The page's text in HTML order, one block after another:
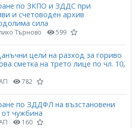
по ЗКПО и ЗДДС при
и счетоводен архив
сила
Търново 599
цели на разход за гориво
сметка на трето лице по чл. 10,
782
по ЗДДФЛ на възстановени
от чужбина
160